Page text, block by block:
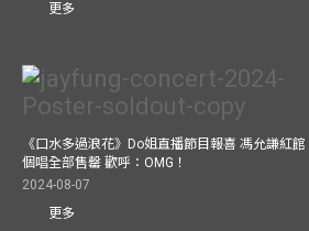
更多
《口水多過浪花》Do姐直播節目報喜 馮允謙紅館
個唱全部售罄 歡呼：OMG！
2024-08-07
更多